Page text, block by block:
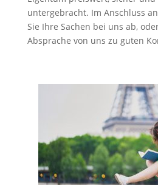
untergebracht. Im Anschluss
Sie Ihre Sachen bei uns ab,
Absprache von uns zu guten